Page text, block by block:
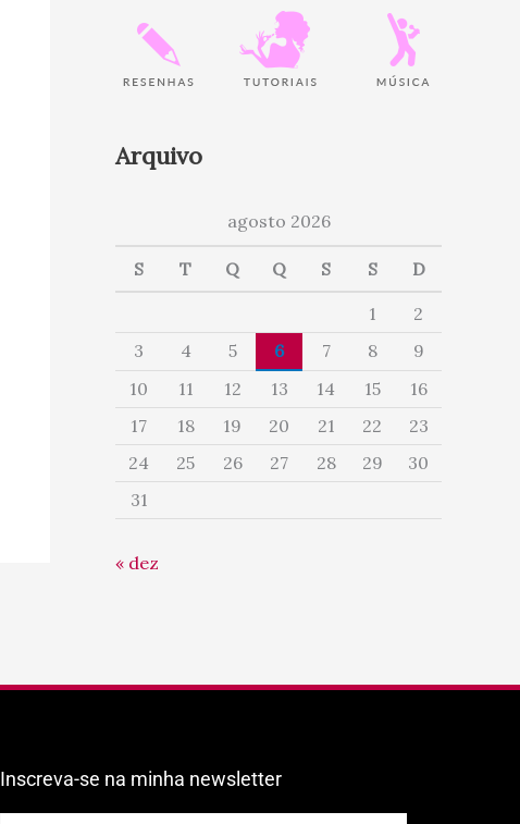
Arquivo
agosto 2026
S T Q Q S S D
1
2
3
4 5 6 7 8
9
10
11 12 13 14 15
16
17
18 19 20 21 22
23
24
25 26 27 28 29
30
31
« dez
Inscreva-se na minha newsletter